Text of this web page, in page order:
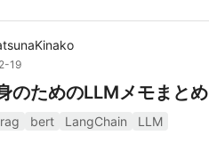
19
のためのLLMメモまとめ
rag bert LangChain LLM